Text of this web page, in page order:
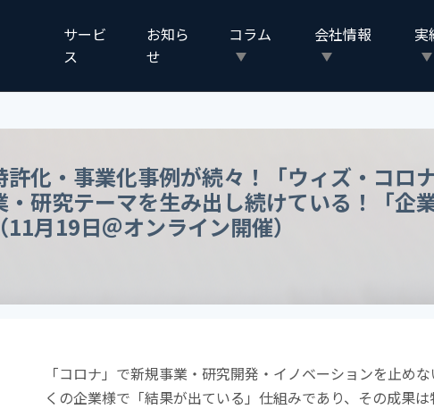
サービ
ス
お知ら
せ
コラム 会社情報 実
許化・事業化事例が続々！「ウィズ・コロ
・研究テーマを生み出し続けている！「企
（11月19日＠オンライン開催）
「コロナ」で新規事業・研究開発・イノベーションを止め
くの企業様で「結果が出ている」仕組みであり、その成果